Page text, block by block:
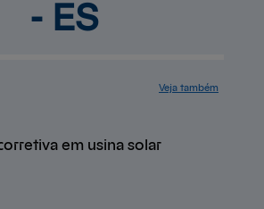
- ES
Veja também
em usina solar